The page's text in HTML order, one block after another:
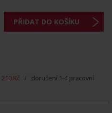
210 Kč / doručení 1-4 pracovní